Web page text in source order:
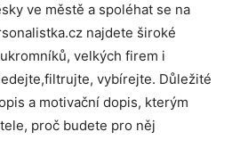
ve městě a spoléhat se na
najdete široké
velkých firem i
vybírejte. Důležité
a motivační dopis, kterým
proč budete pro něj